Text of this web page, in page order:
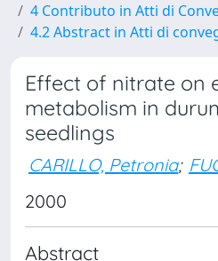
4 Contributo in Atti di
4.2 Abstract in Atti di
Effect of nitrate on
metabolism in
seedlings
CARILLO, Petronia;
2000
Abstract